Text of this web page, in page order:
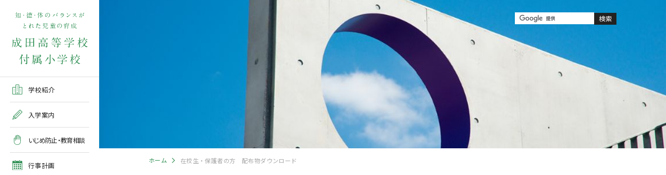
学校紹介
教育課程
年間行事
入学案内
募集要項
出願方法
いじめ防止・教育相談
行事計画
５月の行事予定
６月の行事予定
緊急時・警報発令時の対
処について
臨時休校等の特別措置に
ホーム 在校生・保護者の方 配布物ダウンロード